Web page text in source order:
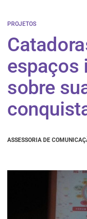
PROJETOS
espaços
sobre
ASSESSORIA DE